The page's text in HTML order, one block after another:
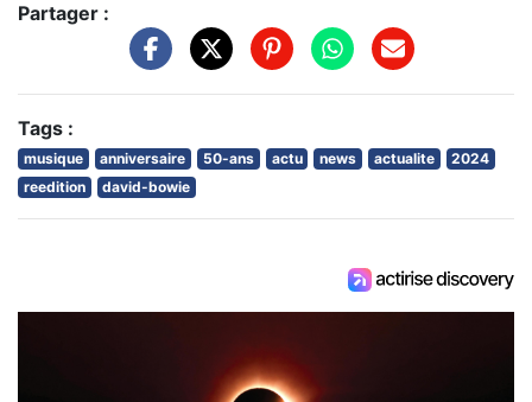
Partager :
Tags :
musique anniversaire 50-ans actu news actualite
2024
reedition
david-bowie